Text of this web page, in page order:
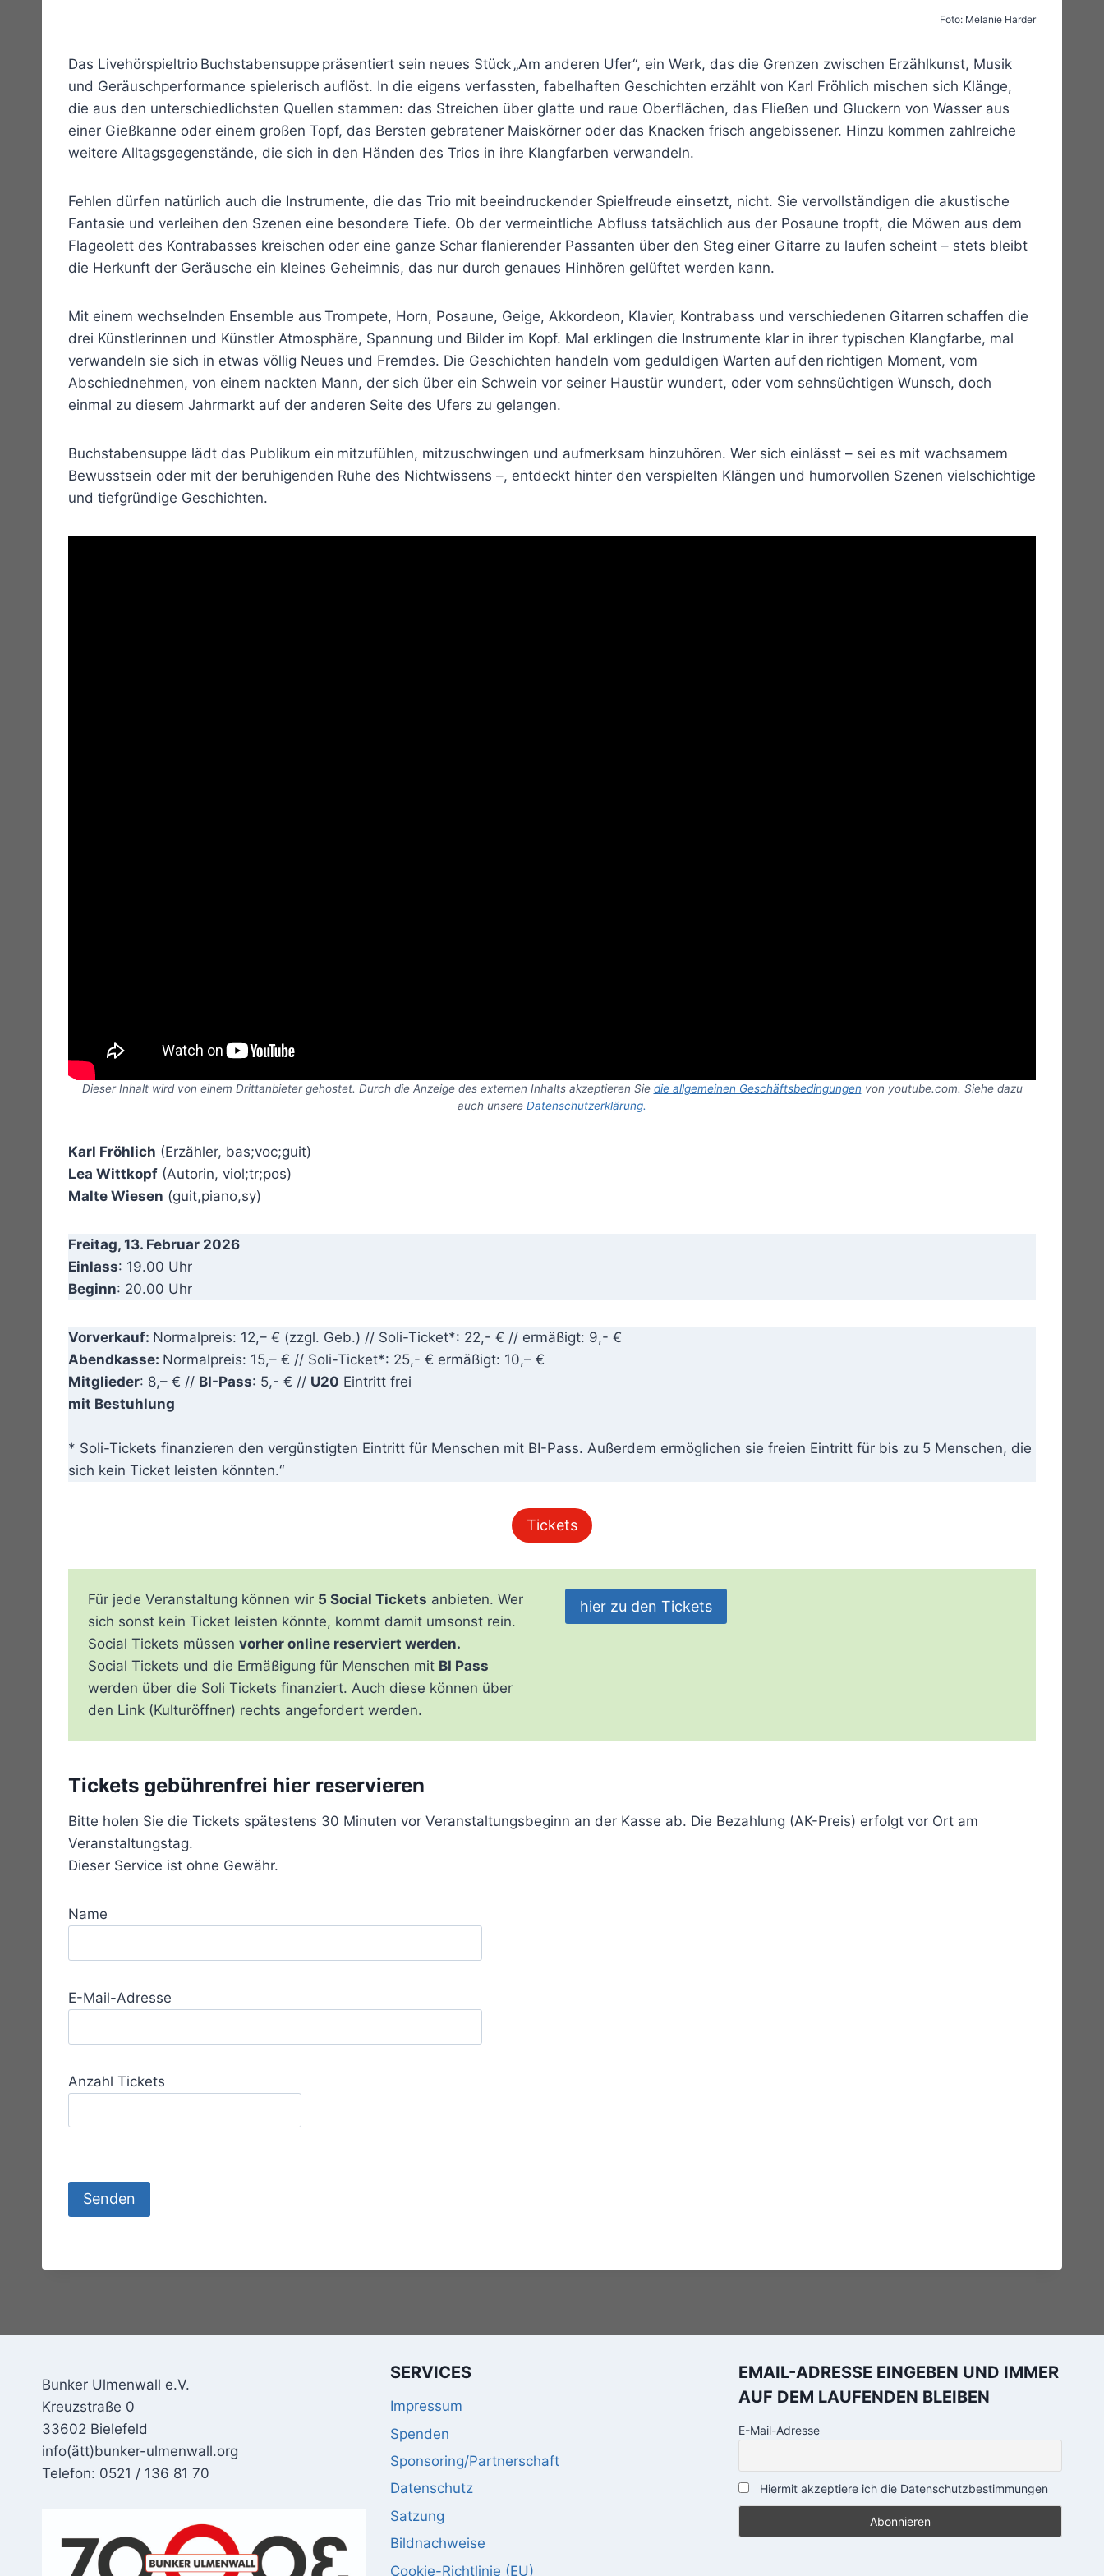
Foto: Melanie Harder
Das Livehörspieltrio Buchstabensuppe präsentiert sein neues Stück „Am anderen Ufer“, ein Werk, das die Grenzen zwischen Erzählkunst, Musik
und Geräuschperformance spielerisch auflöst. In die eigens verfassten, fabelhaften Geschichten erzählt von Karl Fröhlich mischen sich Klänge,
die aus den unterschiedlichsten Quellen stammen: das Streichen über glatte und raue Oberflächen, das Fließen und Gluckern von Wasser aus
einer Gießkanne oder einem großen Topf, das Bersten gebratener Maiskörner oder das Knacken frisch angebissener. Hinzu kommen zahlreiche
weitere Alltagsgegenstände, die sich in den Händen des Trios in ihre Klangfarben verwandeln.
Fehlen dürfen natürlich auch die Instrumente, die das Trio mit beeindruckender Spielfreude einsetzt, nicht. Sie vervollständigen die akustische
Fantasie und verleihen den Szenen eine besondere Tiefe. Ob der vermeintliche Abfluss tatsächlich aus der Posaune tropft, die Möwen aus dem
Flageolett des Kontrabasses kreischen oder eine ganze Schar flanierender Passanten über den Steg einer Gitarre zu laufen scheint – stets bleibt
die Herkunft der Geräusche ein kleines Geheimnis, das nur durch genaues Hinhören gelüftet werden kann.
Mit einem wechselnden Ensemble aus Trompete, Horn, Posaune, Geige, Akkordeon, Klavier, Kontrabass und verschiedenen Gitarren schaffen die
drei Künstlerinnen und Künstler Atmosphäre, Spannung und Bilder im Kopf. Mal erklingen die Instrumente klar in ihrer typischen Klangfarbe, mal
verwandeln sie sich in etwas völlig Neues und Fremdes. Die Geschichten handeln vom geduldigen Warten auf den richtigen Moment, vom
Abschiednehmen, von einem nackten Mann, der sich über ein Schwein vor seiner Haustür wundert, oder vom sehnsüchtigen Wunsch, doch
einmal zu diesem Jahrmarkt auf der anderen Seite des Ufers zu gelangen.
Buchstabensuppe lädt das Publikum ein mitzufühlen, mitzuschwingen und aufmerksam hinzuhören. Wer sich einlässt – sei es mit wachsamem
Bewusstsein oder mit der beruhigenden Ruhe des Nichtwissens –, entdeckt hinter den verspielten Klängen und humorvollen Szenen vielschichtige
und tiefgründige Geschichten.
Dieser Inhalt wird von einem Drittanbieter gehostet. Durch die Anzeige des externen Inhalts akzeptieren Sie die allgemeinen Geschäftsbedingungen von youtube.com. Siehe dazu
auch unsere Datenschutzerklärung.
Karl Fröhlich (Erzähler, bas;voc;guit)
Lea Wittkopf (Autorin, viol;tr;pos)
Malte Wiesen (guit,piano,sy)
Freitag, 13. Februar 2026
Einlass: 19.00 Uhr
Beginn: 20.00 Uhr
Vorverkauf: Normalpreis: 12,– € (zzgl. Geb.) // Soli-Ticket*: 22,- € // ermäßigt: 9,- €
Abendkasse: Normalpreis: 15,– € // Soli-Ticket*: 25,- € ermäßigt: 10,– €
Mitglieder: 8,– € // BI-Pass: 5,- € // U20 Eintritt frei
mit Bestuhlung
* Soli-Tickets finanzieren den vergünstigten Eintritt für Menschen mit BI-Pass. Außerdem ermöglichen sie freien Eintritt für bis zu 5 Menschen, die
sich kein Ticket leisten könnten.“
Tickets
Für jede Veranstaltung können wir 5 Social Tickets anbieten. Wer
sich sonst kein Ticket leisten könnte, kommt damit umsonst rein.
Social Tickets müssen vorher online reserviert werden.
Social Tickets und die Ermäßigung für Menschen mit BI Pass
werden über die Soli Tickets finanziert. Auch diese können über
den Link (Kulturöffner) rechts angefordert werden.
hier zu den Tickets
Tickets gebührenfrei hier reservieren
Bitte holen Sie die Tickets spätestens 30 Minuten vor Veranstaltungsbeginn an der Kasse ab. Die Bezahlung (AK-Preis) erfolgt vor Ort am
Veranstaltungstag.
Dieser Service ist ohne Gewähr.
Name
E-Mail-Adresse
Anzahl Tickets
i
d
i
e
s
e
e
Bunker Ulmenwall e.V.
Kreuzstraße 0
33602 Bielefeld
info(ätt)bunker-ulmenwall.org
Telefon: 0521 / 136 81 70
SERVICES
Impressum
Spenden
Sponsoring/Partnerschaft
Datenschutz
Satzung
Bildnachweise
Cookie-Richtlinie (EU)
EMAIL-ADRESSE EINGEBEN UND IMMER
AUF DEM LAUFENDEN BLEIBEN
E-Mail-Adresse
Hiermit akzeptiere ich die Datenschutzbestimmungen